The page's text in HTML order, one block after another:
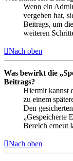
Wenn ein
vergeben hat,
Beitrags, um
weiteren
Nach oben
Was bewirkt die
Beitrags?
Hiermit kannst
zu einem
Den
„Gespeicherte
Bereich erneut
Nach oben